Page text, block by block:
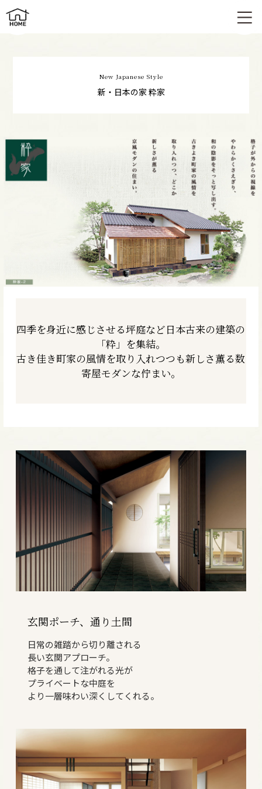
新・日本の家 | 粋家（すいや）
New Japanese Style
新・日本の家 粋家
四季を身近に感じさせる坪庭など日本古来の建築の
「粋」を集結。
古き佳き町家の風情を取り入れつつも新しさ薫る数
寄屋モダンな佇まい。
玄関ポーチ、通り土間
日常の雑踏から切り離される
長い玄関アプローチ。
格子を通して注がれる光が
プライベートな中庭を
より一層味わい深くしてくれる。